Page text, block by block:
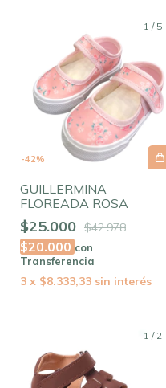
1 / 5
-42%
GUILLERMINA
FLOREADA ROSA
$25.000 $42.978
$20.000 con
Transferencia
3 x $8.333,33 sin interés
1 / 2